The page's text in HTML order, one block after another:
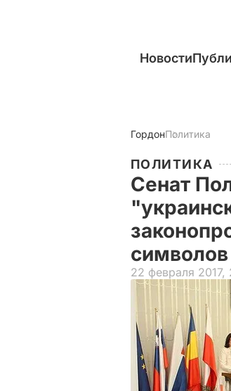
Новости
ГордонПолитика
ПОЛИТИКА
Сенат
22 февраля 2017,